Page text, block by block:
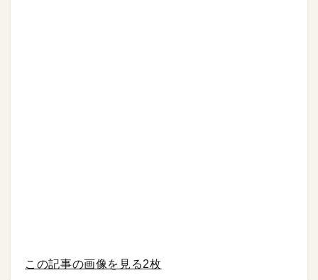
この記事の画像を見る2枚